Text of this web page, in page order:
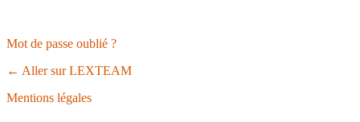
Mot de passe oublié ?
← Aller sur LEXTEAM
Mentions légales